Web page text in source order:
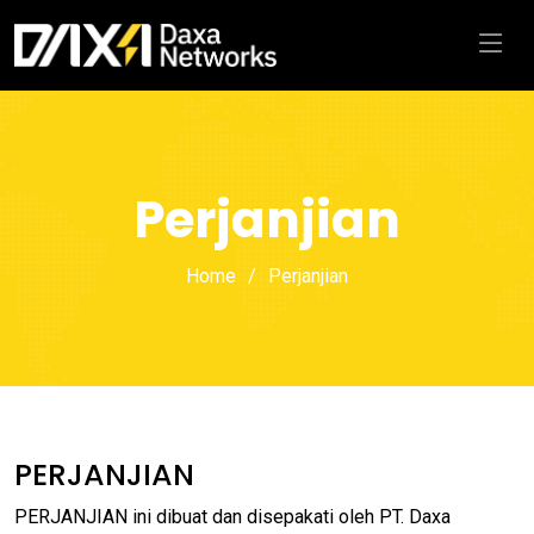
Perjanjian
Home Perjanjian
PERJANJIAN
PERJANJIAN ini dibuat dan disepakati oleh PT. Daxa